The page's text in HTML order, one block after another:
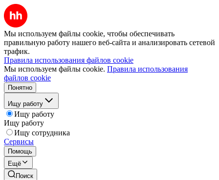
Мы используем файлы cookie, чтобы обеспечивать
правильную работу нашего веб-сайта и анализировать сетевой
трафик.
Правила использования файлов cookie
Мы используем файлы cookie. Правила использования
файлов cookie
Понятно
Ищу работу
Ищу работу
Ищу работу
Ищу сотрудника
Сервисы
Помощь
Ещё
Поиск